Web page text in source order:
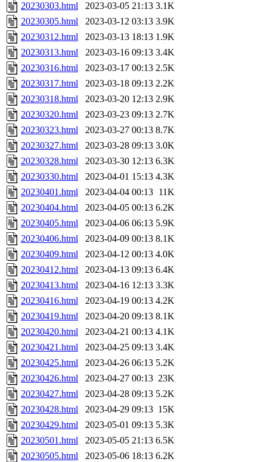
20230303.html
2023-03-05 21:13 3.1K
20230305.html
2023-03-12 03:13 3.9K
20230312.html
2023-03-13 18:13 1.9K
20230313.html
2023-03-16 09:13 3.4K
20230316.html
2023-03-17 00:13 2.5K
20230317.html
2023-03-18 09:13 2.2K
20230318.html
2023-03-20 12:13 2.9K
20230320.html
2023-03-23 09:13 2.7K
20230323.html
2023-03-27 00:13 8.7K
20230327.html
2023-03-28 09:13 3.0K
20230328.html
2023-03-30 12:13 6.3K
20230330.html
2023-04-01 15:13 4.3K
20230401.html
2023-04-04 00:13 11K
20230404.html
2023-04-05 00:13 6.2K
20230405.html
2023-04-06 06:13 5.9K
20230406.html
2023-04-09 00:13 8.1K
20230409.html
2023-04-12 00:13 4.0K
20230412.html
2023-04-13 09:13 6.4K
20230413.html
2023-04-16 12:13 3.3K
20230416.html
2023-04-19 00:13 4.2K
20230419.html
2023-04-20 09:13 8.1K
20230420.html
2023-04-21 00:13 4.1K
20230421.html
2023-04-25 09:13 3.4K
20230425.html
2023-04-26 06:13 5.2K
20230426.html
2023-04-27 00:13 23K
20230427.html
2023-04-28 09:13 5.2K
20230428.html
2023-04-29 09:13 15K
20230429.html
2023-05-01 09:13 5.3K
20230501.html
2023-05-05 21:13 6.5K
20230505.html
2023-05-06 18:13 6.2K